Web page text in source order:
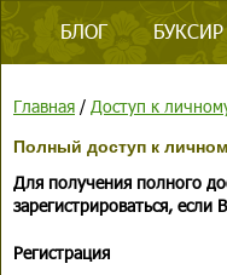
БЛОГ БУКСИР
Главная / Доступ к
Полный доступ к
Для получения полного
зарегистрироваться, если
Регистрация